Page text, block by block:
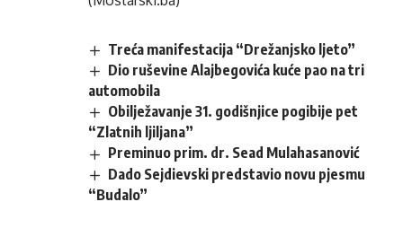
Treća manifestacija “Drežanjsko ljeto”
Dio ruševine Alajbegovića kuće pao na tri
automobila
Obilježavanje 31. godišnjice pogibije pet
“Zlatnih ljiljana”
Preminuo prim. dr. Sead Mulahasanović
Dado Sejdievski predstavio novu pjesmu
“Budalo”